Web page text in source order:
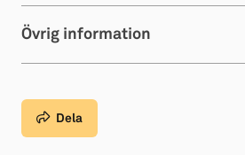
Övrig information
Dela